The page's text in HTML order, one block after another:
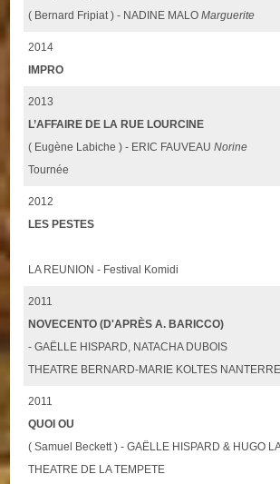
( Bernard Fripiat ) - NADINE MALOMarguerite
2014
IMPRO
2013
L’AFFAIRE DE LA RUE LOURCINE
( Eugène Labiche ) - ERIC FAUVEAUNorine
Tournée
2012
LES PESTES
LA REUNION - Festival Komidi
2011
NOVECENTO (D'APRÈS A. BARICCO)
- GAËLLE HISPARD, NATACHA DUBOIS
THEATRE BERNARD-MARIE KOLTES NANTERRE
2011
QUOI OU
( Samuel Beckett ) - GAËLLE HISPARD & HUGO
THEATRE DE LA TEMPETE